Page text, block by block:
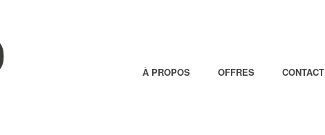
À PROPOS OFFRES CONTACT